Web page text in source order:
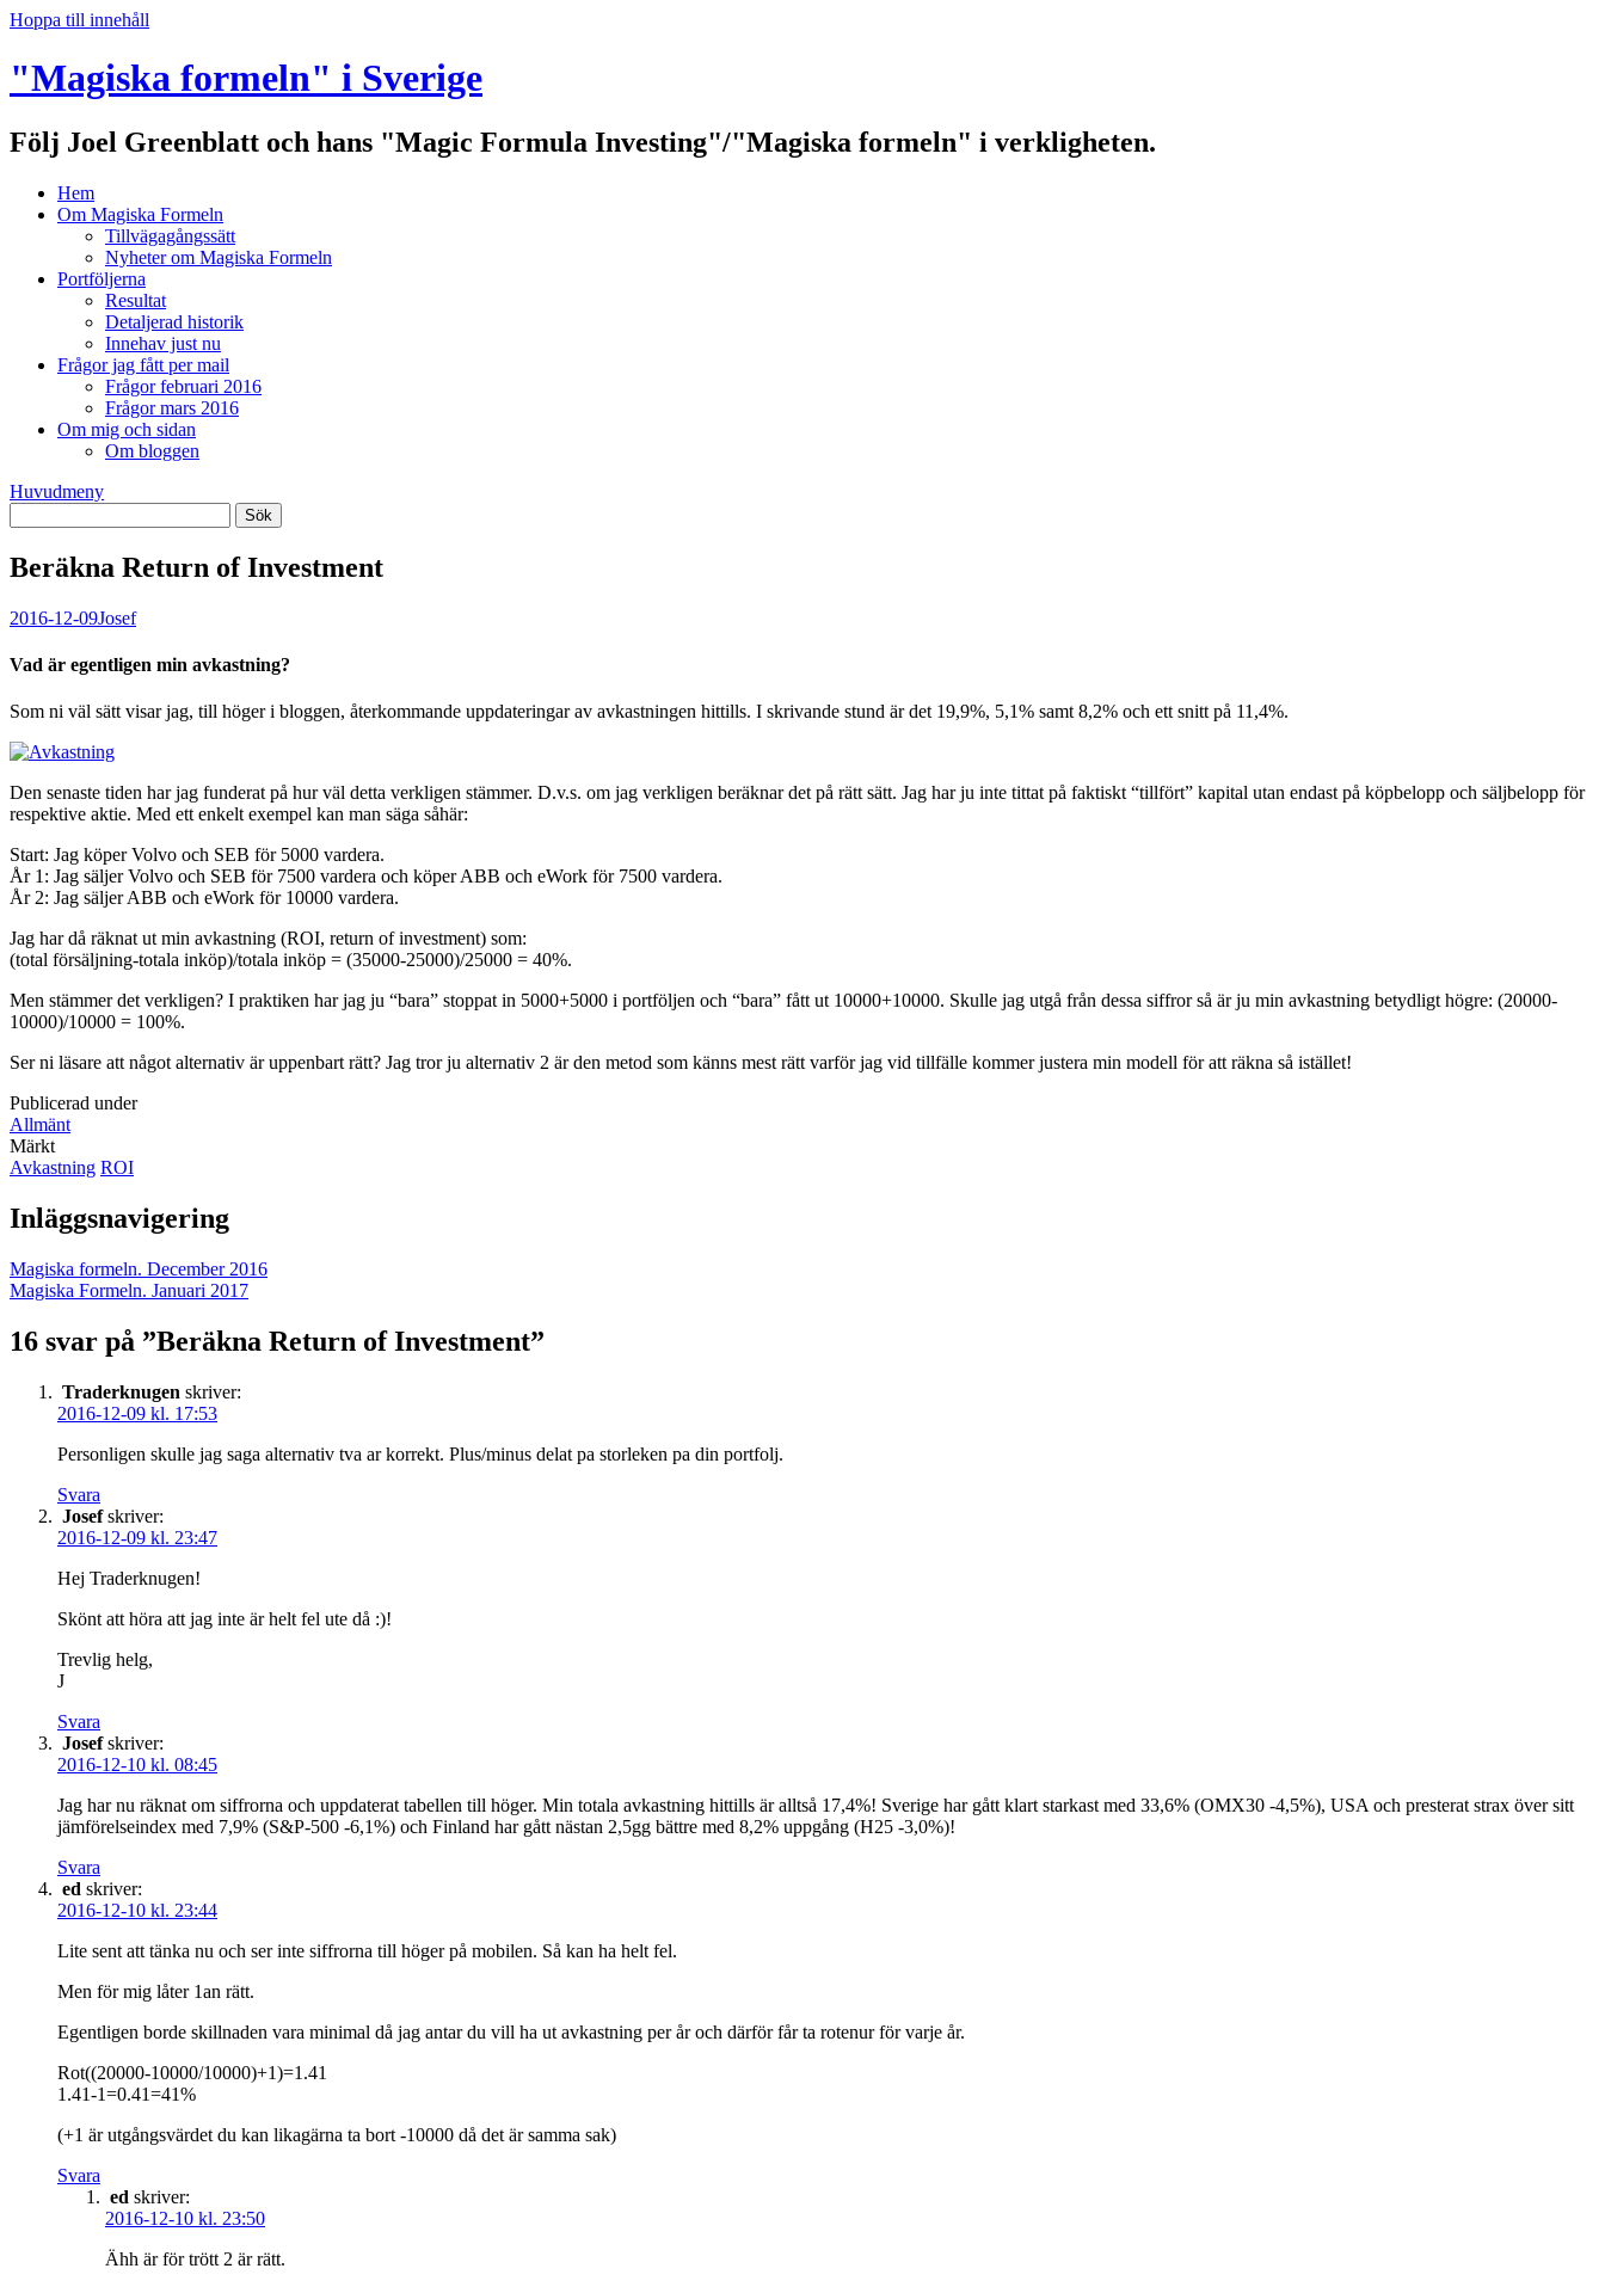
Hoppa till innehåll
"Magiska formeln" i Sverige
Följ Joel Greenblatt och hans "Magic Formula Investing"/"Magiska formeln" i verkligheten.
Hem
Om Magiska Formeln
Tillvägagångssätt
Nyheter om Magiska Formeln
Portföljerna
Resultat
Detaljerad historik
Innehav just nu
Frågor jag fått per mail
Frågor februari 2016
Frågor mars 2016
Om mig och sidan
Om bloggen
Huvudmeny
Beräkna Return of Investment
2016-12-09Josef
Vad är egentligen min avkastning?
Som ni väl sätt visar jag, till höger i bloggen, återkommande uppdateringar av avkastningen hittills. I skrivande stund är det 19,9%, 5,1% samt 8,2% och ett snitt på 11,4%.
Den senaste tiden har jag funderat på hur väl detta verkligen stämmer. D.v.s. om jag verkligen beräknar det på rätt sätt. Jag har ju inte tittat på faktiskt “tillfört” kapital utan endast på köpbelopp och säljbelopp för
respektive aktie. Med ett enkelt exempel kan man säga såhär:
Start: Jag köper Volvo och SEB för 5000 vardera.
År 1: Jag säljer Volvo och SEB för 7500 vardera och köper ABB och eWork för 7500 vardera.
År 2: Jag säljer ABB och eWork för 10000 vardera.
Jag har då räknat ut min avkastning (ROI, return of investment) som:
(total försäljning-totala inköp)/totala inköp = (35000-25000)/25000 = 40%.
Men stämmer det verkligen? I praktiken har jag ju “bara” stoppat in 5000+5000 i portföljen och “bara” fått ut 10000+10000. Skulle jag utgå från dessa siffror så är ju min avkastning betydligt högre: (20000-
10000)/10000 = 100%.
Ser ni läsare att något alternativ är uppenbart rätt? Jag tror ju alternativ 2 är den metod som känns mest rätt varför jag vid tillfälle kommer justera min modell för att räkna så istället!
Publicerad under
Allmänt
Märkt
Avkastning ROI
Inläggsnavigering
Magiska formeln. December 2016
Magiska Formeln. Januari 2017
16 svar på ”Beräkna Return of Investment”
Traderknugen skriver:
2016-12-09 kl. 17:53
Personligen skulle jag saga alternativ tva ar korrekt. Plus/minus delat pa storleken pa din portfolj.
Svara
Josef skriver:
2016-12-09 kl. 23:47
Hej Traderknugen!
Skönt att höra att jag inte är helt fel ute då :)!
Trevlig helg,
J
Svara
Josef skriver:
2016-12-10 kl. 08:45
Jag har nu räknat om siffrorna och uppdaterat tabellen till höger. Min totala avkastning hittills är alltså 17,4%! Sverige har gått klart starkast med 33,6% (OMX30 -4,5%), USA och presterat strax över sitt
jämförelseindex med 7,9% (S&P-500 -6,1%) och Finland har gått nästan 2,5gg bättre med 8,2% uppgång (H25 -3,0%)!
Svara
ed skriver:
2016-12-10 kl. 23:44
Lite sent att tänka nu och ser inte siffrorna till höger på mobilen. Så kan ha helt fel.
Men för mig låter 1an rätt.
Egentligen borde skillnaden vara minimal då jag antar du vill ha ut avkastning per år och därför får ta rotenur för varje år.
Rot((20000-10000/10000)+1)=1.41
1.41-1=0.41=41%
(+1 är utgångsvärdet du kan likagärna ta bort -10000 då det är samma sak)
Svara
ed skriver:
2016-12-10 kl. 23:50
Ähh är för trött 2 är rätt.